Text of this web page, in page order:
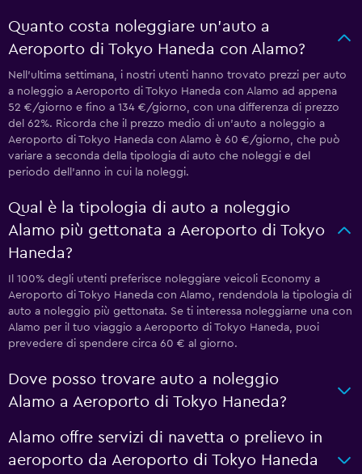
Quanto costa noleggiare un'auto a
Aeroporto di Tokyo Haneda con Alamo?
Nell'ultima settimana, i nostri utenti hanno trovato prezzi per auto
a noleggio a Aeroporto di Tokyo Haneda con Alamo ad appena
52 €/giorno e fino a 134 €/giorno, con una differenza di prezzo
del 62%. Ricorda che il prezzo medio di un'auto a noleggio a
Aeroporto di Tokyo Haneda con Alamo è 60 €/giorno, che può
variare a seconda della tipologia di auto che noleggi e del
periodo dell'anno in cui la noleggi.
Qual è la tipologia di auto a noleggio
Alamo più gettonata a Aeroporto di Tokyo
Haneda?
Il 100% degli utenti preferisce noleggiare veicoli Economy a
Aeroporto di Tokyo Haneda con Alamo, rendendola la tipologia di
auto a noleggio più gettonata. Se ti interessa noleggiarne una con
Alamo per il tuo viaggio a Aeroporto di Tokyo Haneda, puoi
prevedere di spendere circa 60 € al giorno.
Dove posso trovare auto a noleggio
Alamo a Aeroporto di Tokyo Haneda?
Alamo offre servizi di navetta o prelievo in
aeroporto da Aeroporto di Tokyo Haneda